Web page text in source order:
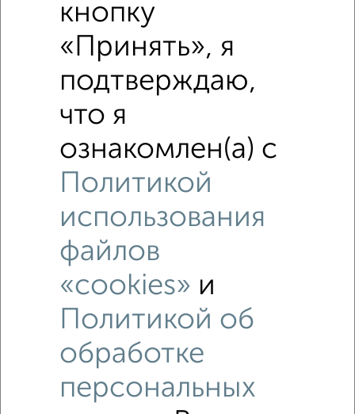
Рядом, с меньшей ценой
Недалеко от ЖК Поколение с ценой ниже
кнопку
«Принять», я
подтверждаю,
что я
ознакомлен(а) с
Политикой
использования
файлов
«cookies» и
Политикой об
обработке
персональных